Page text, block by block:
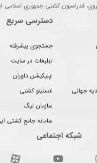
فدراسیون کشتی جمهوری اسلامی
جهانی
دسترسی سریع
جستجوی پیشرفته
تبلیغات در سایت
اپلیکیشن داوران
انستیتو کشتی
سازمان لیگ
سامانه جامع کشتی
شبکه اجتماعی